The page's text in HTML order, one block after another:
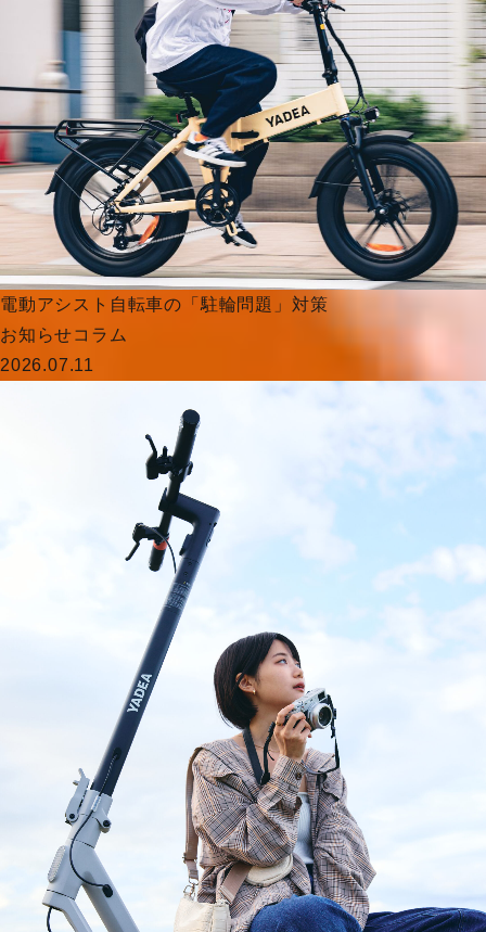
電動アシスト自転車の「駐輪問題」対策
お知らせコラム
2026.07.11